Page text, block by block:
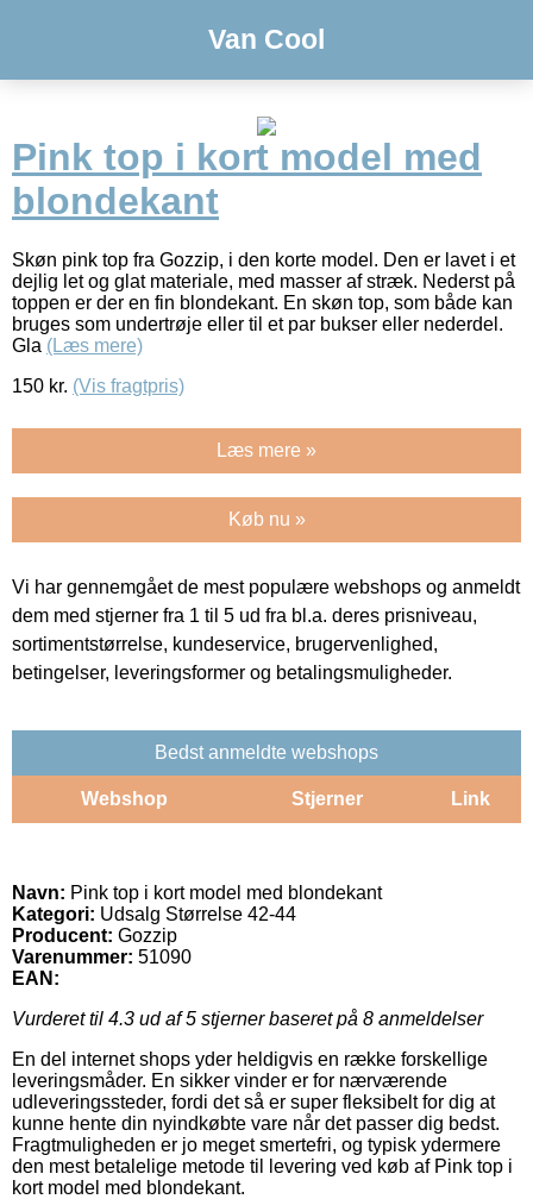
Van Cool
Pink top i kort model med
blondekant
Skøn pink top fra Gozzip, i den korte model. Den er lavet i et
dejlig let og glat materiale, med masser af stræk. Nederst på
toppen er der en fin blondekant. En skøn top, som både kan
bruges som undertrøje eller til et par bukser eller nederdel.
Gla (Læs mere)
150 kr. (Vis fragtpris)
Læs mere »
Køb nu »
Vi har gennemgået de mest populære webshops og anmeldt
dem med stjerner fra 1 til 5 ud fra bl.a. deres prisniveau,
sortimentstørrelse, kundeservice, brugervenlighed,
betingelser, leveringsformer og betalingsmuligheder.
Bedst anmeldte webshops
Webshop Stjerner Link
Navn: Pink top i kort model med blondekant
Kategori: Udsalg Størrelse 42-44
Producent: Gozzip
Varenummer: 51090
EAN:
Vurderet til 4.3 ud af 5 stjerner baseret på 8 anmeldelser
En del internet shops yder heldigvis en række forskellige
leveringsmåder. En sikker vinder er for nærværende
udleveringssteder, fordi det så er super fleksibelt for dig at
kunne hente din nyindkøbte vare når det passer dig bedst.
Fragtmuligheden er jo meget smertefri, og typisk ydermere
den mest betalelige metode til levering ved køb af Pink top i
kort model med blondekant.